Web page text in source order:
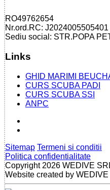
RO49762654
Nr.ord.RC: J2024005505401
Sediu social: STR.POPA
Links
GHID MARIMI
CURS SCUBA PADI
CURS SCUBA SSI
ANPC
Sitemap Termeni si conditii
Politica confidentialitate
Copyright 2026 WEDIVE
Website created by